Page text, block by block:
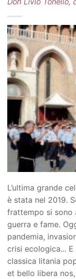
L’ultima grande
è stata nel 2019.
frattempo si sono
guerra e fame.
pandemia,
crisi ecologica...
classica litania
et bello libera